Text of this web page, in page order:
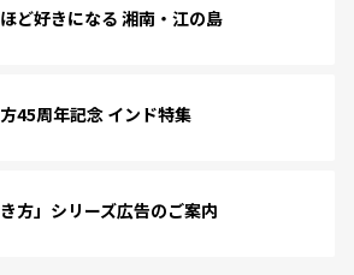
ど好きになる 湘南・江の島
45周年記念 インド特集
き方」シリーズ広告のご案内